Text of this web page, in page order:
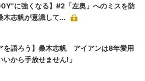
に強くなる】#2「左奥」へのミスを防
木志帆が意識して...
を語ろう】桑木志帆 アイアンは8年愛用
いから手放せません!」